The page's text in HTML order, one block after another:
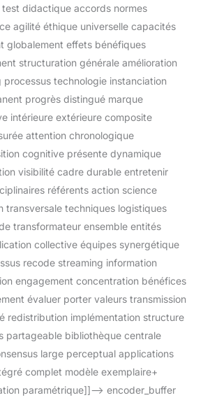
didactique accords normes
agilité éthique universelle capacités
globalement effets bénéfiques
structuration générale amélioration
technologie instanciation
progrès distingué marque
intérieure extérieure composite
attention chronologique
cognitive présente dynamique
visibilité cadre durable entretenir
référents action science
transversale techniques logistiques
transformateur ensemble entités
collective équipes synergétique
recode streaming information
engagement concentration bénéfices
évaluer porter valeurs transmission
redistribution implémentation structure
partageable bibliothèque centrale
large perceptual applications
complet modèle exemplaire+
paramétrique]]–> encoder_buffer